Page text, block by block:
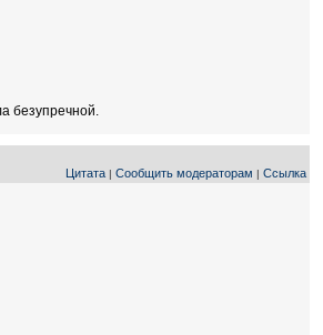
безупречной.
Цитата | Сообщить модераторам | Ссылка